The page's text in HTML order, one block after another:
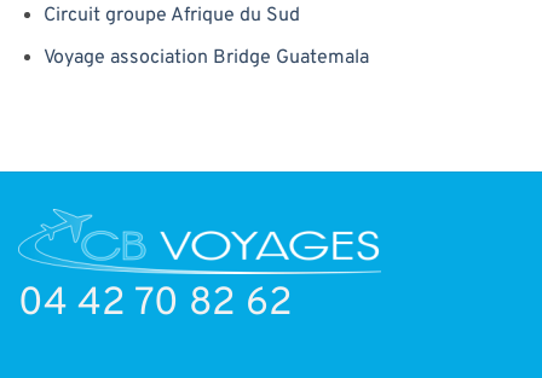
Circuit groupe Afrique du Sud
Voyage association Bridge Guatemala
04 42 70 82 62